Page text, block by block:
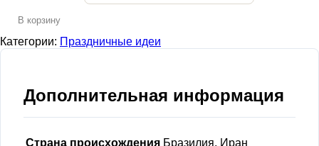
В корзину
Категории: Праздничные идеи
Дополнительная информация
Страна происхождения Бразилия, Иран